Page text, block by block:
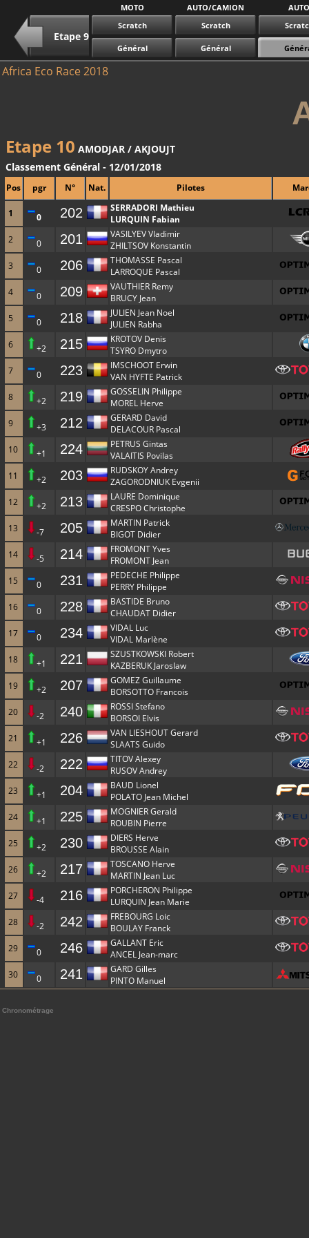
MOTO AUTO/CAMION AUTO
Etape 9
Scratch Scratch
Général Général
Africa Eco Race 2018
Etape 10 AMODJAR / AKJOUJT
Classement Général - 12/01/2018
Pos pgr N° Nat. Pilotes
1 0 202
SERRADORI Mathieu
LURQUIN Fabian
2
0 201
VASILYEV Vladimir
ZHILTSOV Konstantin
3
0 206
THOMASSE Pascal
LARROQUE Pascal
4
0 209
VAUTHIER Remy
BRUCY Jean
5
0 218
JULIEN Jean Noel
JULIEN Rabha
6
+2 215
KROTOV Denis
TSYRO Dmytro
7
0 223
IMSCHOOT Erwin
VAN HYFTE Patrick
8
+2 219
GOSSELIN Philippe
MOREL Herve
9
+3 212
GERARD David
DELACOUR Pascal
10
+1 224
PETRUS Gintas
VALAITIS Povilas
11
+2 203
RUDSKOY Andrey
ZAGORODNIUK Evgenii
12
+2 213
LAURE Dominique
CRESPO Christophe
13
-7 205
MARTIN Patrick
BIGOT Didier
14
-5 214
FROMONT Yves
FROMONT Jean
15
0 231
PEDECHE Philippe
PERRY Philippe
16
0 228
BASTIDE Bruno
CHAUDAT Didier
17
0 234
VIDAL Luc
VIDAL Marlène
18
+1 221
SZUSTKOWSKI Robert
KAZBERUK Jaroslaw
19
+2 207
GOMEZ Guillaume
BORSOTTO Francois
20
-2 240
ROSSI Stefano
BORSOI Elvis
21
+1 226
VAN LIESHOUT Gerard
SLAATS Guido
22
-2 222
TITOV Alexey
RUSOV Andrey
23
+1 204
BAUD Lionel
POLATO Jean Michel
24
+1 225
MOGNIER Gerald
ROUBIN Pierre
25
+2 230
DIERS Herve
BROUSSE Alain
26
+2 217
TOSCANO Herve
MARTIN Jean Luc
27
-4 216
PORCHERON Philippe
LURQUIN Jean Marie
28
-2 242
FREBOURG Loic
BOULAY Franck
29
0 246
GALLANT Eric
ANCEL Jean-marc
30
0 241
GARD Gilles
PINTO Manuel
Chronométrage